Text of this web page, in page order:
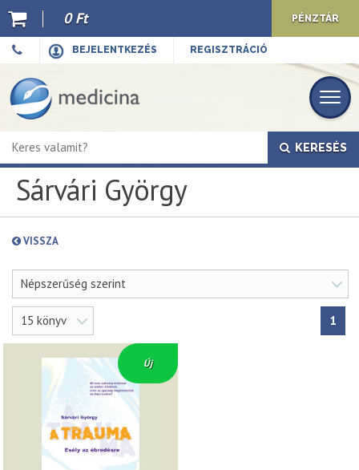
BEJELENTKEZÉS REGISZTRÁCIÓ
0 Ft PÉNZTÁR
KERESÉS
Sárvári György
VISSZA
Népszerűség szerint
15 könyv 1
Új
Ajánló
Kiadványaink
E-book
Újdonságok
Akciók
Előkészületben
Top 10
Cégünkről